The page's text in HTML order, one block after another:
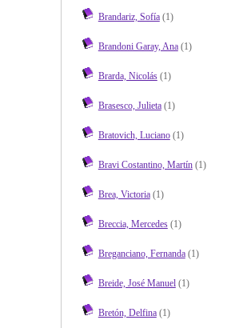
Brandariz, Sofía(1)
Brandoni Garay, Ana(1)
Brarda, Nicolás(1)
Brasesco, Julieta(1)
Bratovich, Luciano(1)
Bravi Costantino, Martín(1)
Brea, Victoria(1)
Breccia, Mercedes(1)
Breganciano, Fernanda(1)
Breide, José Manuel(1)
Bretón, Delfina(1)